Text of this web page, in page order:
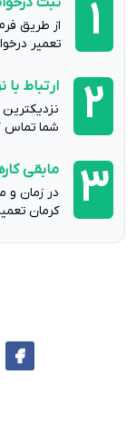
1
از طریق
تعمیر
2 ارتباط
شما تماس
3 مابقی
در زمان
کرمان